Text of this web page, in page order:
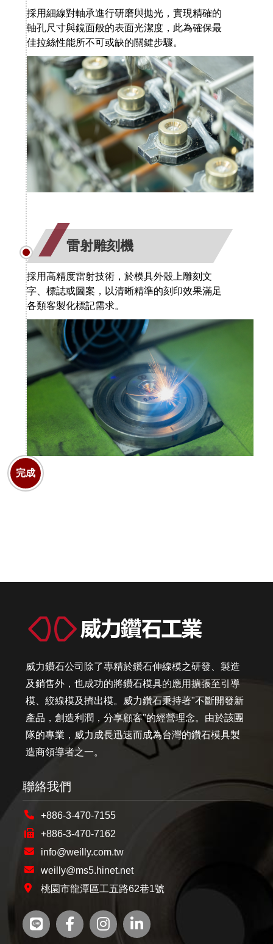
採用細線對軸承進行研磨與拋光，實現精確的
軸孔尺寸與鏡面般的表面光潔度，此為確保最
佳拉絲性能所不可或缺的關鍵步驟。
雷射雕刻機
採用高精度雷射技術，於模具外殼上雕刻文
字、標誌或圖案，以清晰精準的刻印效果滿足
各類客製化標記需求。
完成
威力鑽石公司除了專精於鑽石伸線模之研發、製造
及銷售外，也成功的將鑽石模具的應用擴張至引導
模、絞線模及擠出模。威力鑽石秉持著"不斷開發新
產品，創造利潤，分享顧客"的經營理念。由於該團
隊的專業，威力成長迅速而成為台灣的鑽石模具製
造商領導者之一。
聯絡我們
+886-3-470-7155
+886-3-470-7162
info@weilly.com.tw
weilly@ms5.hinet.net
桃園市龍潭區工五路62巷1號